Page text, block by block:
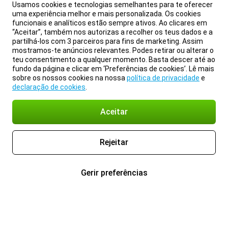
Usamos cookies e tecnologias semelhantes para te oferecer
uma experiência melhor e mais personalizada. Os cookies
funcionais e analíticos estão sempre ativos. Ao clicares em
“Aceitar”, também nos autorizas a recolher os teus dados e a
partilhá-los com 3 parceiros para fins de marketing. Assim
mostramos-te anúncios relevantes. Podes retirar ou alterar o
teu consentimento a qualquer momento. Basta descer até ao
fundo da página e clicar em ‘Preferências de cookies’. Lê mais
sobre os nossos cookies na nossa política de privacidade e
declaração de cookies
Aceitar
Rejeitar
Gerir preferências